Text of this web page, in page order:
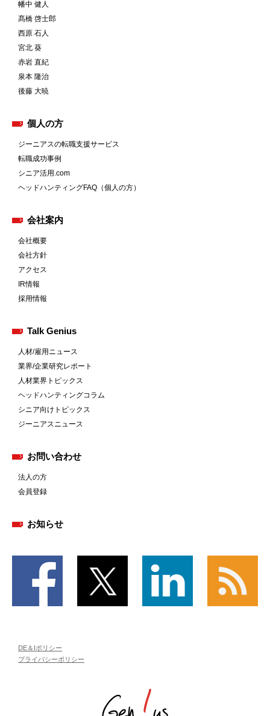
幡中 健人
髙橋 啓士郎
西原 石人
宮北 葵
赤岩 直紀
泉本 隆治
後藤 大暁
個人の方
ジーニアスの転職支援サービス
転職成功事例
シニア活用.com
ヘッドハンティングFAQ（個人の方）
会社案内
会社概要
会社方針
アクセス
IR情報
採用情報
Talk Genius
人材/雇用ニュース
業界/企業研究レポート
人材業界トピックス
ヘッドハンティングコラム
シニア向けトピックス
ジーニアスニュース
お問い合わせ
法人の方
会員登録
お知らせ
DE＆Iポリシー
プライバシーポリシー